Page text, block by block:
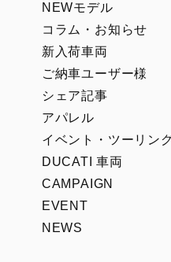
NEWモデル
コラム・お知らせ
新入荷車両
ご納車ユーザー様
シェア記事
アパレル
イベント・ツーリン
DUCATI 車両
CAMPAIGN
EVENT
NEWS